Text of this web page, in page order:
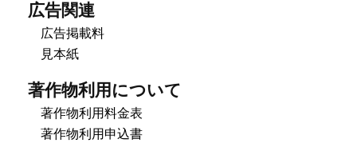
広告関連
広告掲載料
見本紙
著作物利用について
著作物利用料金表
著作物利用申込書